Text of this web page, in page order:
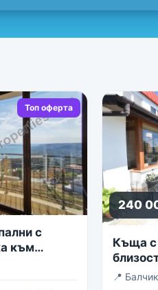
Топ оферта
с
към
240
Къща с
📍 Балчик